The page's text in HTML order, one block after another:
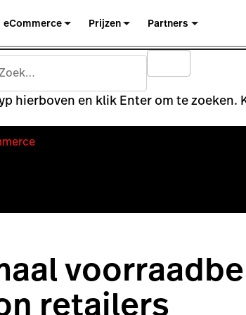
eCommerce Prijzen Partners
hierboven en klik Enter om te zoeken.
retailers